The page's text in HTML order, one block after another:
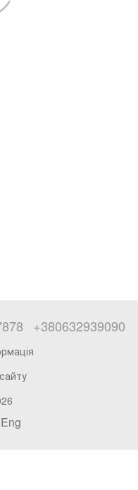
+380632939090
Eng